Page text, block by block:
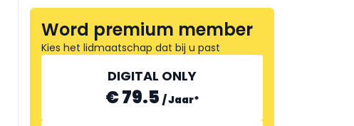
Word premium member
Kies het lidmaatschap dat bij u past
DIGITAL ONLY
€ 79.5 /Jaar*